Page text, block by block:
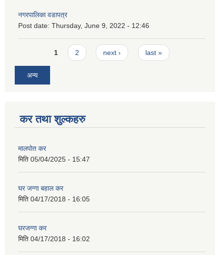
नगरपालिका वडापत्र
Post date: Thursday, June 9, 2022 - 12:46
Pages1 2 next › last »
अन्य
कर तथा शुल्कहरु
मालपोत कर
मिति 05/04/2025 - 15:47
घर जग्गा बहाल कर
मिति 04/17/2018 - 16:05
घरजग्गा कर
मिति 04/17/2018 - 16:02